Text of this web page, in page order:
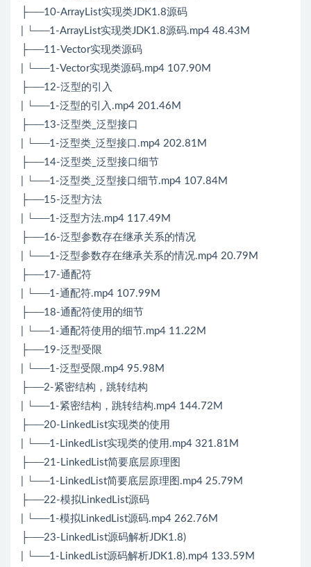
├──10-ArrayList实现类JDK1.8源码
| └──1-ArrayList实现类JDK1.8源码.mp4 48.43M
├──11-Vector实现类源码
| └──1-Vector实现类源码.mp4 107.90M
├──12-泛型的引入
| └──1-泛型的引入.mp4 201.46M
├──13-泛型类_泛型接口
| └──1-泛型类_泛型接口.mp4 202.81M
├──14-泛型类_泛型接口细节
| └──1-泛型类_泛型接口细节.mp4 107.84M
├──15-泛型方法
| └──1-泛型方法.mp4 117.49M
├──16-泛型参数存在继承关系的情况
| └──1-泛型参数存在继承关系的情况.mp4 20.79M
├──17-通配符
| └──1-通配符.mp4 107.99M
├──18-通配符使用的细节
| └──1-通配符使用的细节.mp4 11.22M
├──19-泛型受限
| └──1-泛型受限.mp4 95.98M
├──2-紧密结构，跳转结构
| └──1-紧密结构，跳转结构.mp4 144.72M
├──20-LinkedList实现类的使用
| └──1-LinkedList实现类的使用.mp4 321.81M
├──21-LinkedList简要底层原理图
| └──1-LinkedList简要底层原理图.mp4 25.79M
├──22-模拟LinkedList源码
| └──1-模拟LinkedList源码.mp4 262.76M
├──23-LinkedList源码解析JDK1.8)
| └──1-LinkedList源码解析JDK1.8).mp4 133.59M